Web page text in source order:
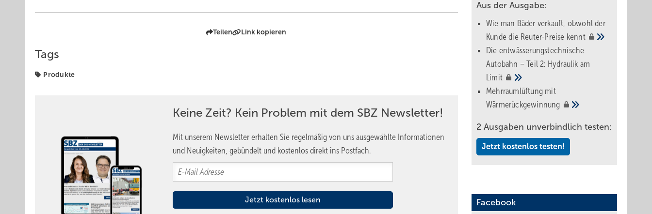
Teilen Link kopieren
Tags
Produkte
Keine Zeit? Kein Problem mit dem SBZ Newsletter!
Mit unserem Newsletter erhalten Sie regelmäßig von uns ausgewählte Informationen
und Neuigkeiten, gebündelt und kostenlos direkt ins Postfach.
Aus der Ausgabe:
Wie man Bäder verkauft, obwohl der
Kunde die Reuter-Preise kennt
Die entwässerungstechnische
Autobahn – Teil 2: Hydraulik am
Limit
Mehrraumlüftung mit
Wärmerückgewinnung
2 Ausgaben unverbindlich testen:
Jetzt kostenlos testen!
Facebook